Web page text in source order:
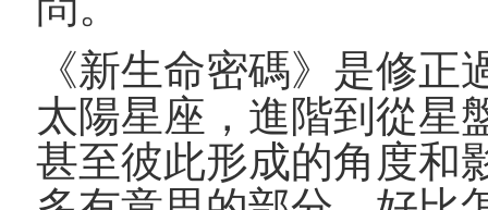
《新生命密碼》是修
太陽星座，進階到從星
甚至彼此形成的角度和